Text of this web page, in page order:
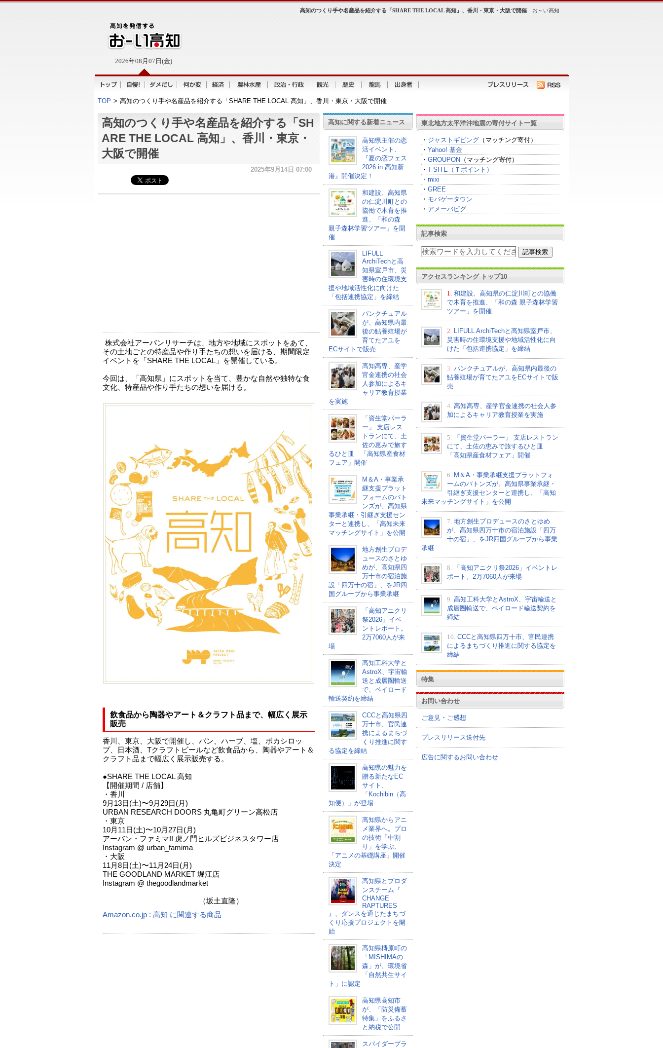
2026年08月07日(金)
お～い高知
高知のつくり手や名産品を紹介する「SHARE THE LOCAL 高知」、香川・東京・大阪で開催
TOP > 高知のつくり手や名産品を紹介する「SHARE THE LOCAL 高知」、香川・東京・大阪で開催
高知のつくり手や名産品を紹介する「SH
ARE THE LOCAL 高知」、香川・東京・
大阪で開催
2025年9月14日 07:00
株式会社アーバンリサーチは、地方や地域にスポットをあて、
その土地ごとの特産品や作り手たちの想いを届ける、期間限定
イベントを「SHARE THE LOCAL」を開催している。
今回は、「高知県」にスポットを当て、豊かな自然や独特な食
文化、特産品や作り手たちの想いを届ける。
飲食品から陶器やアート＆クラフト品まで、幅広く展示
販売
香川、東京、大阪で開催し、パン、ハーブ、塩、ボカシロッ
プ、日本酒、Tクラフトビールなど飲食品から、陶器やアート＆
クラフト品まで幅広く展示販売する。
●SHARE THE LOCAL 高知
【開催期間 / 店舗】
・香川
9月13日(土)〜9月29日(月)
URBAN RESEARCH DOORS 丸亀町グリーン高松店
・東京
10月11日(土)〜10月27日(月)
アーバン・ファミマ!! 虎ノ門ヒルズビジネスタワー店
Instagram @ urban_famima
・大阪
11月8日(土)〜11月24日(月)
THE GOODLAND MARKET 堀江店
Instagram @ thegoodlandmarket
（坂土直隆）
Amazon.co.jp : 高知 に関連する商品
高知に関する新着ニュース
高知県主催の恋
活イベント、
『夏の恋フェス
2026 in 高知新
港』開催決定！
和建設、高知県
の仁淀川町との
協働で木育を推
進、「和の森
親子森林学習ツアー」を開
催
LIFULL
ArchiTechと高
知県室戸市、災
害時の住環境支
援や地域活性化に向けた
「包括連携協定」を締結
パンクチュアル
が、高知県内最
後の鮎養殖場が
育てたアユを
ECサイトで販売
高知高専、産学
官金連携の社会
⼈参加によるキ
ャリア教育授業
を実施
「資生堂パーラ
ー」 支店レス
トランにて、土
佐の恵みで旅す
るひと皿 「高知県産食材
フェア」開催
M＆A・事業承
継支援プラット
フォームのバト
ンズが、高知県
事業承継・引継ぎ支援セン
ターと連携し、「高知未来
マッチングサイト」を公開
地方創生プロデ
ュースのさとゆ
めが、高知県四
万十市の宿泊施
設「四万十の宿」、をJR四
国グループから事業承継
「高知アニクリ
祭2026」イベ
ントレポート。
2万7060人が来
場
高知工科大学と
AstroX、宇宙輸
送と成層圏輸送
で、ペイロード
輸送契約を締結
CCCと高知県四
万十市、官民連
携によるまちづ
くり推進に関す
る協定を締結
高知県の魅力を
贈る新たなEC
サイト、
「Kochibin（高
知便）」が登場
高知県からアニ
メ業界へ。プロ
の技術「中割
り」を学ぶ、
「アニメの基礎講座」開催
決定
高知県とプロダ
ンスチーム『
CHANGE
RAPTURES
』、ダンスを通じたまちづ
くり応援プロジェクトを開
始
高知県梼原町の
「MISHIMAの
森」が、環境省
「自然共生サイ
ト」に認定
高知県高知市
が、「防災備蓄
特集」をふるさ
と納税で公開
スパイダープラ
東北地方太平洋沖地震の寄付サイト一覧
・ ジャストギビング（マッチング寄付）
・ Yahoo! 基金
・ GROUPON （マッチング寄付）
・ T-SITE（Ｔポイント）
・ mixi
・ GREE
・ モバゲータウン
・ アメーバピグ
記事検索
アクセスランキング トップ10
1.
和建設、高知県の仁淀川町との協働
で木育を推進、「和の森 親子森林学習
ツアー」を開催
2. LIFULL ArchiTechと高知県室戸市、
災害時の住環境支援や地域活性化に向
けた「包括連携協定」を締結
3. パンクチュアルが、高知県内最後の
鮎養殖場が育てたアユをECサイトで販
売
4. 高知高専、産学官金連携の社会⼈参
加によるキャリア教育授業を実施
5.
「資生堂パーラー」 支店レストラン
にて、土佐の恵みで旅するひと皿
「高知県産食材フェア」開催
6. M＆A・事業承継支援プラットフォ
ームのバトンズが、高知県事業承継・
引継ぎ支援センターと連携し、「高知
未来マッチングサイト」を公開
7. 地方創生プロデュースのさとゆめ
が、高知県四万十市の宿泊施設「四万
十の宿」、をJR四国グループから事業
承継
8.
「高知アニクリ祭2026」イベントレ
ポート。2万7060人が来場
9. 高知工科大学とAstroX、宇宙輸送と
成層圏輸送で、ペイロード輸送契約を
締結
10. CCCと高知県四万十市、官民連携
によるまちづくり推進に関する協定を
締結
特集
お問い合わせ
ご意見・ご感想
プレスリリース送付先
広告に関するお問い合わせ